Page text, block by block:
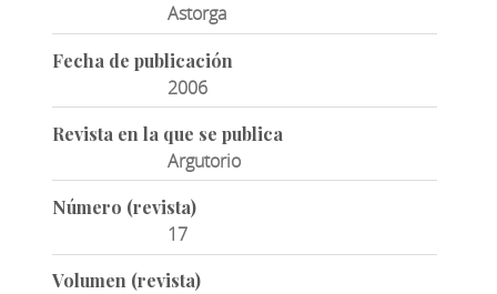
Astorga
Fecha de publicación
2006
Revista en la que se publica
Argutorio
Número (revista)
17
Volumen (revista)